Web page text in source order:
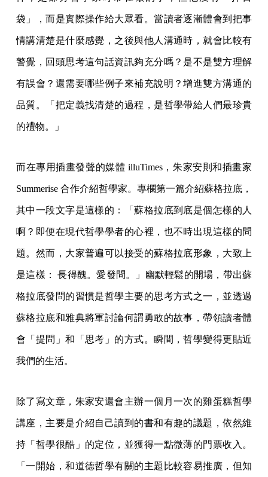
袋」，而是實際操作給大眾看。當讀者逐漸體會到把事
情講清楚是什麼感覺，之後與他人溝通時，就會比較有
警覺，回頭思考這句話資訊夠充分嗎？是不是雙方理解
有誤會？還需要哪些例子來補充說明？增進雙方溝通的
品質。「把定義找清楚的過程，是哲學帶給人們最珍貴
的禮物。」
而在專用插畫發聲的媒體 illuTimes，朱家安則和插畫家
Summerise 合作介紹哲學家。專欄第一篇介紹蘇格拉底，
其中一段文字是這樣的：「蘇格拉底到底是個怎樣的人
啊？即便在現代哲學學者的心裡，也不時出現這樣的問
題。然而，大家普遍可以接受的蘇格拉底形象，大致上
是這樣： 長得醜。愛發問。」幽默輕鬆的開場，帶出蘇
格拉底發問的習慣是哲學主要的思考方式之一，並透過
蘇格拉底和雅典將軍討論何謂勇敢的故事，帶領讀者體
會「提問」和「思考」的方式。瞬間，哲學變得更貼近
我們的生活。
除了寫文章，朱家安還會主辦一個月一次的雞蛋糕哲學
講座，主要是介紹自己讀到的書和有趣的議題，依然維
持「哲學很酷」的定位，並獲得一點微薄的門票收入。
「一開始，和道德哲學有關的主題比較容易推廣，但知